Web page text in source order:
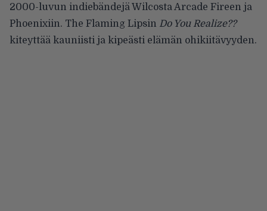
2000-luvun indiebändejä Wilcosta Arcade Fireen ja
Phoenixiin. The Flaming Lipsin Do You Realize??
kiteyttää kauniisti ja kipeästi elämän ohikiitävyyden.